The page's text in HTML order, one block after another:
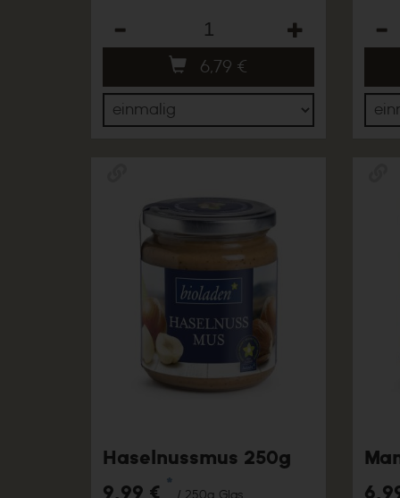
6,79 €
Haselnussmus 250g
9,99 € *
/ 250g Glas